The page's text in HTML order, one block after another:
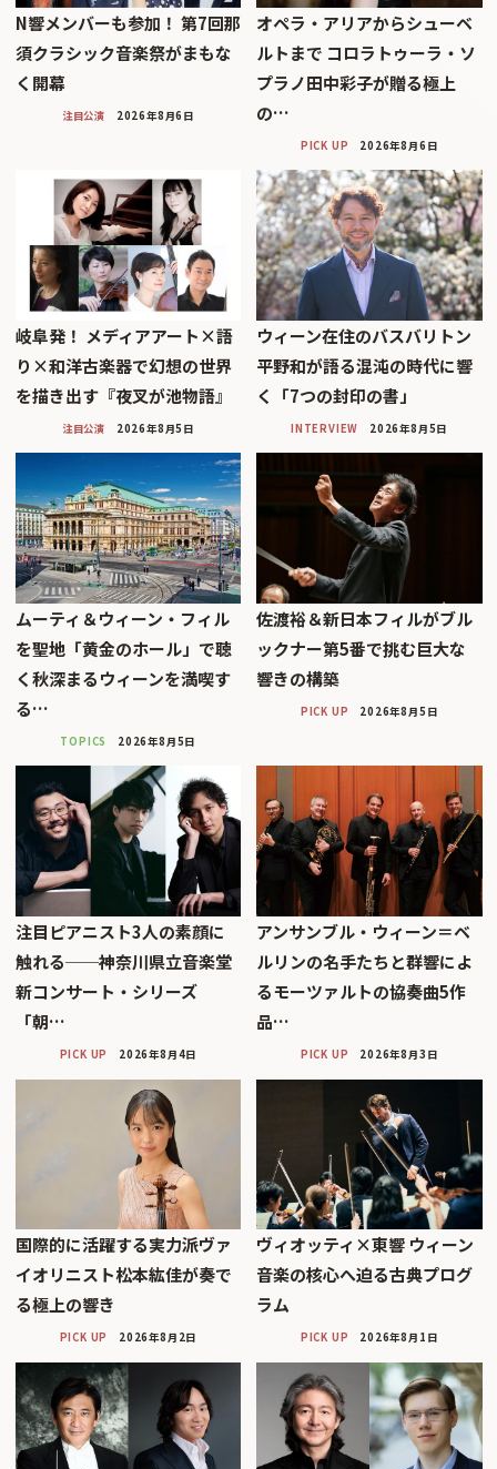
N響メンバーも参加！ 第7回那
須クラシック音楽祭がまもな
く開幕
注目公演 2026年8月6日
オペラ・アリアからシューベ
ルトまで コロラトゥーラ・ソ
プラノ田中彩子が贈る極上
の…
PICK UP 2026年8月6日
岐阜発！ メディアアート×語
り×和洋古楽器で幻想の世界
を描き出す『夜叉が池物語』
注目公演 2026年8月5日
ウィーン在住のバスバリトン
平野和が語る混沌の時代に響
く「7つの封印の書」
INTERVIEW 2026年8月5日
ムーティ＆ウィーン・フィル
を聖地「黄金のホール」で聴
く秋深まるウィーンを満喫す
る…
TOPICS 2026年8月5日
佐渡裕＆新日本フィルがブル
ックナー第5番で挑む巨大な
響きの構築
PICK UP 2026年8月5日
注目ピアニスト3人の素顔に
触れる──神奈川県立音楽堂
新コンサート・シリーズ
「朝…
PICK UP 2026年8月4日
アンサンブル・ウィーン＝ベ
ルリンの名手たちと群響によ
るモーツァルトの協奏曲5作
品…
PICK UP 2026年8月3日
国際的に活躍する実力派ヴァ
イオリニスト松本紘佳が奏で
る極上の響き
PICK UP 2026年8月2日
ヴィオッティ×東響 ウィーン
音楽の核心へ迫る古典プログ
ラム
PICK UP 2026年8月1日